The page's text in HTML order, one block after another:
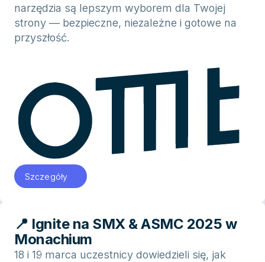
narzędzia są lepszym wyborem dla Twojej
strony — bezpieczne, niezależne i gotowe na
przyszłość.
Szczegóły
📍 Ignite na SMX & ASMC 2025 w
Monachium
18 i 19 marca uczestnicy dowiedzieli się, jak